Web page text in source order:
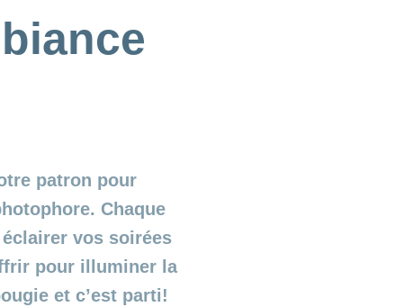
patron pour
Chaque
vos soirées
pour illuminer la
et c’est parti!